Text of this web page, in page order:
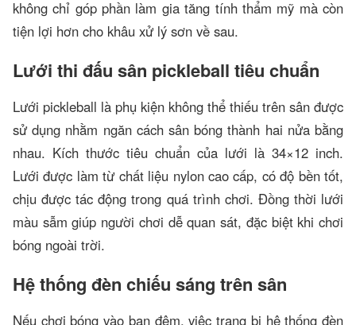
không chỉ góp phần làm gia tăng tính thẩm mỹ mà còn
tiện lợi hơn cho khâu xử lý sơn về sau.
Lưới thi đấu sân pickleball tiêu chuẩn
Lưới pickleball là phụ kiện không thể thiếu trên sân được
sử dụng nhằm ngăn cách sân bóng thành hai nửa bằng
nhau. Kích thước tiêu chuẩn của lưới là 34×12 inch.
Lưới được làm từ chất liệu nylon cao cấp, có độ bền tốt,
chịu được tác động trong quá trình chơi. Đồng thời lưới
màu sẫm giúp người chơi dễ quan sát, đặc biệt khi chơi
bóng ngoài trời.
Hệ thống đèn chiếu sáng trên sân
Nếu chơi bóng vào ban đêm, việc trang bị hệ thống đèn